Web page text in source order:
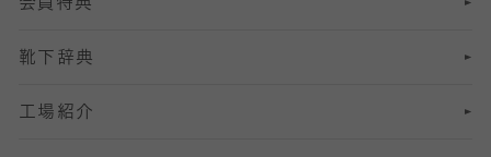
13分丈レギンス
Sサイズ（22～25cm）
Mサイズ（25～27cm）
Lサイズ（27～29cm）
足の疲れ対策
足の臭い対策
冷え対策
会員特典
靴下辞典
工場紹介